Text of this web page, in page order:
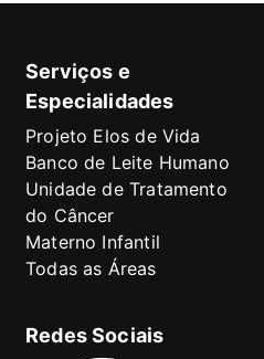
Serviços e
Especialidades
Projeto Elos de Vida
Banco de Leite Humano
Unidade de Tratamento
do Câncer
Materno Infantil
Todas as Áreas
Redes Sociais